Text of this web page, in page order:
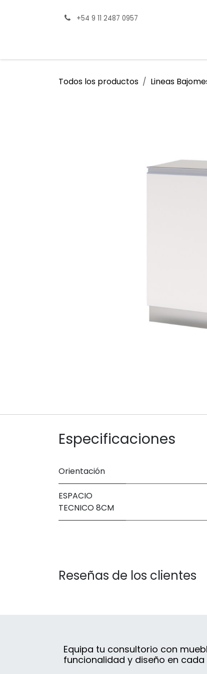
+54 9 11 2487 0957
Todos los productos Lineas
Especificaciones
Orientación
ESPACIO
TECNICO 8CM
Reseñas de los clientes
Equipa tu consultorio con
funcionalidad y diseño en cada